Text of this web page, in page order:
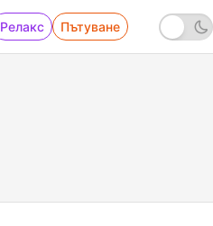
Релакс Пътуване